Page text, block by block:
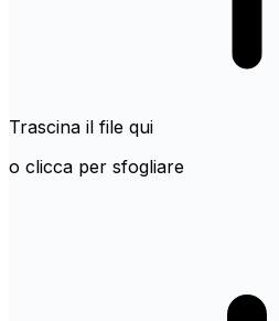
Trascina il file qui
o clicca per sfogliare